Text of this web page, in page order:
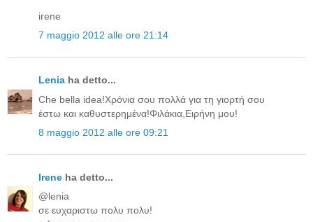
irene
7 maggio 2012 alle ore 21:14
Lenia ha detto...
Che bella idea!Χρόνια σου πολλά για τη γιορτή σου
έστω και καθυστερημένα!Φιλάκια,Ειρήνη μου!
8 maggio 2012 alle ore 09:21
Irene ha detto...
@lenia
σε ευχαριστω πολυ πολυ!